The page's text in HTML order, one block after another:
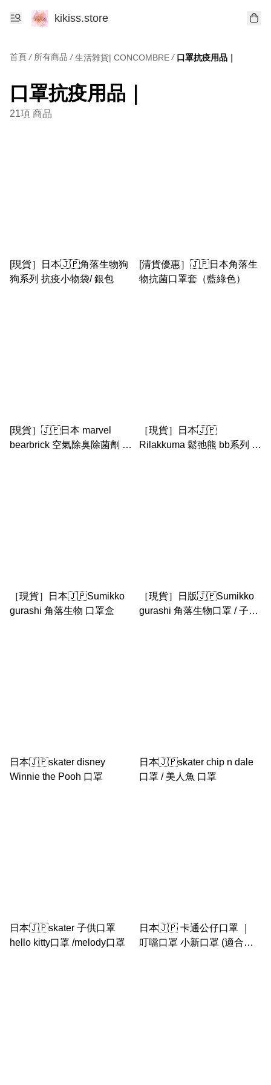
kikiss.store
首頁 / 所有商品 / 生活雜貨| CONCOMBRE / 口罩抗疫用品｜
口罩抗疫用品｜
21項 商品
[現貨］日本🇯🇵角落生物狗
狗系列 抗疫小物袋/ 銀包
[清貨優惠］🇯🇵日本角落生
物抗菌口罩套（藍綠色）
[現貨］🇯🇵日本 marvel
bearbrick 空氣除臭除菌劑 連
［現貨］日本🇯🇵
Rilakkuma 鬆弛熊 bb系列 口
［現貨］日本🇯🇵Sumikko
gurashi 角落生物 口罩盒
［現貨］日版🇯🇵Sumikko
gurashi 角落生物口罩 / 子供
日本🇯🇵skater disney
Winnie the Pooh 口罩
日本🇯🇵skater chip n dale
口罩 / 美人魚 口罩
日本🇯🇵skater 子供口罩
hello kitty口罩 /melody口罩
日本🇯🇵 卡通公仔口罩 ｜
叮噹口罩 小新口罩 (適合兒